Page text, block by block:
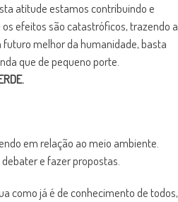
atitude estamos contribuindo e
efeitos são catastróficos, trazendo a
melhor da humanidade, basta
que de pequeno porte.
em relação ao meio ambiente.
e fazer propostas.
como já é de conhecimento de todos,